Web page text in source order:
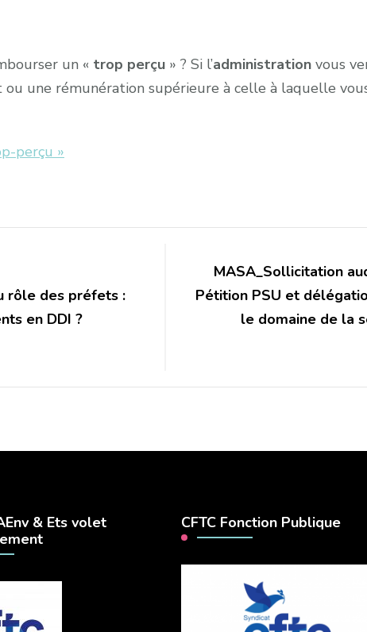
un « trop perçu » ? Si l’administration vous
ou une rémunération supérieure à celle à laquelle
perçu »
rôle des préfets :
en DDI ?
MASA_Sollicitation
Pétition PSU et
le domaine de la
& Ets volet
CFTC Fonction Publique